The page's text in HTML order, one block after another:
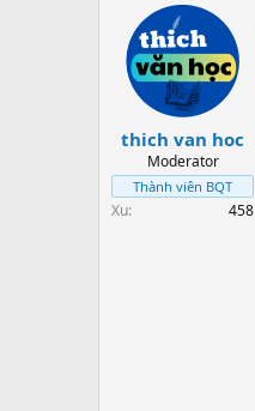
thich van hoc
Moderator
Thành viên BQT
Xu 458